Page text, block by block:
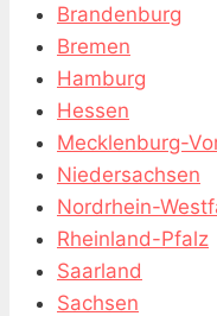
Brandenburg
Bremen
Hamburg
Hessen
Mecklenburg-
Niedersachsen
Nordrhein-
Rheinland-Pfalz
Saarland
Sachsen